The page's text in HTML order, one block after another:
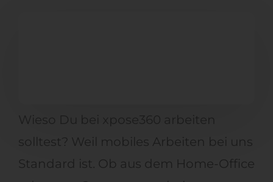
Wieso Du bei xpose360 arbeiten
solltest? Weil mobiles Arbeiten bei uns
Standard ist. Ob aus dem Home-Office